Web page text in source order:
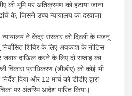
की भूमि पर अतिक्रमण को हटाया जाना
के, जिसने उच्च न्यायालय का दरवाजा
न्यायालय ने केंद्र सरकार को दिल्ली के मजनू
शिविर के लिए अवकाश के नोटिस
जवाब दाखिल करने के लिए दो सप्ताह का
विकास प्राधिकरण (डीडीए) को कोई भी
दिया और 12 मार्च को डीडीए द्वारा
पर अंतरिम आदेश पारित किया।